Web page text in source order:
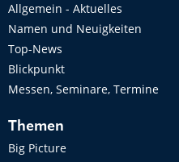
Allgemein - Aktuelles
Namen und Neuigkeiten
Top-News
Blickpunkt
Messen, Seminare, Termine
Themen
Big Picture